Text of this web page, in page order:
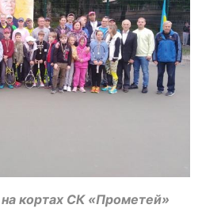
кортах СК «Прометей»